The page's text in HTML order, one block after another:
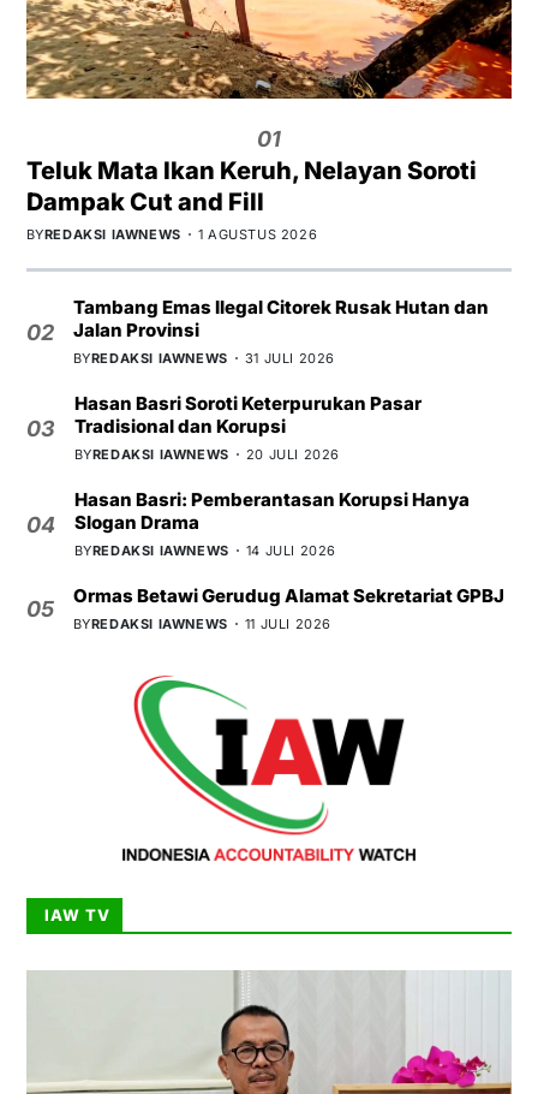
01
Teluk Mata Ikan Keruh, Nelayan Soroti
Dampak Cut and Fill
BYREDAKSI IAWNEWS 1 AGUSTUS 2026
02
Tambang Emas Ilegal Citorek Rusak Hutan dan
Jalan Provinsi
BYREDAKSI IAWNEWS 31 JULI 2026
03
Hasan Basri Soroti Keterpurukan Pasar
Tradisional dan Korupsi
BYREDAKSI IAWNEWS 20 JULI 2026
04
Hasan Basri: Pemberantasan Korupsi Hanya
Slogan Drama
BYREDAKSI IAWNEWS 14 JULI 2026
05
Ormas Betawi Gerudug Alamat Sekretariat GPBJ
BYREDAKSI IAWNEWS 11 JULI 2026
IAW TV